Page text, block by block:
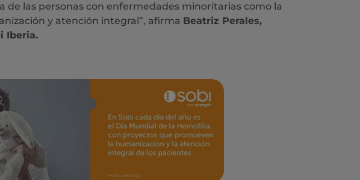
de las personas con enfermedades minoritarias como la
y atención integral”, afirma Beatriz Perales,
Iberia.